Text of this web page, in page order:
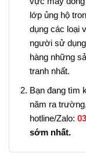
lớp ủng hộ
dụng các loại
người sử
hàng những
tranh nhất.
Bạn đang tìm
năm ra
hotline/Zalo:
sớm nhất.